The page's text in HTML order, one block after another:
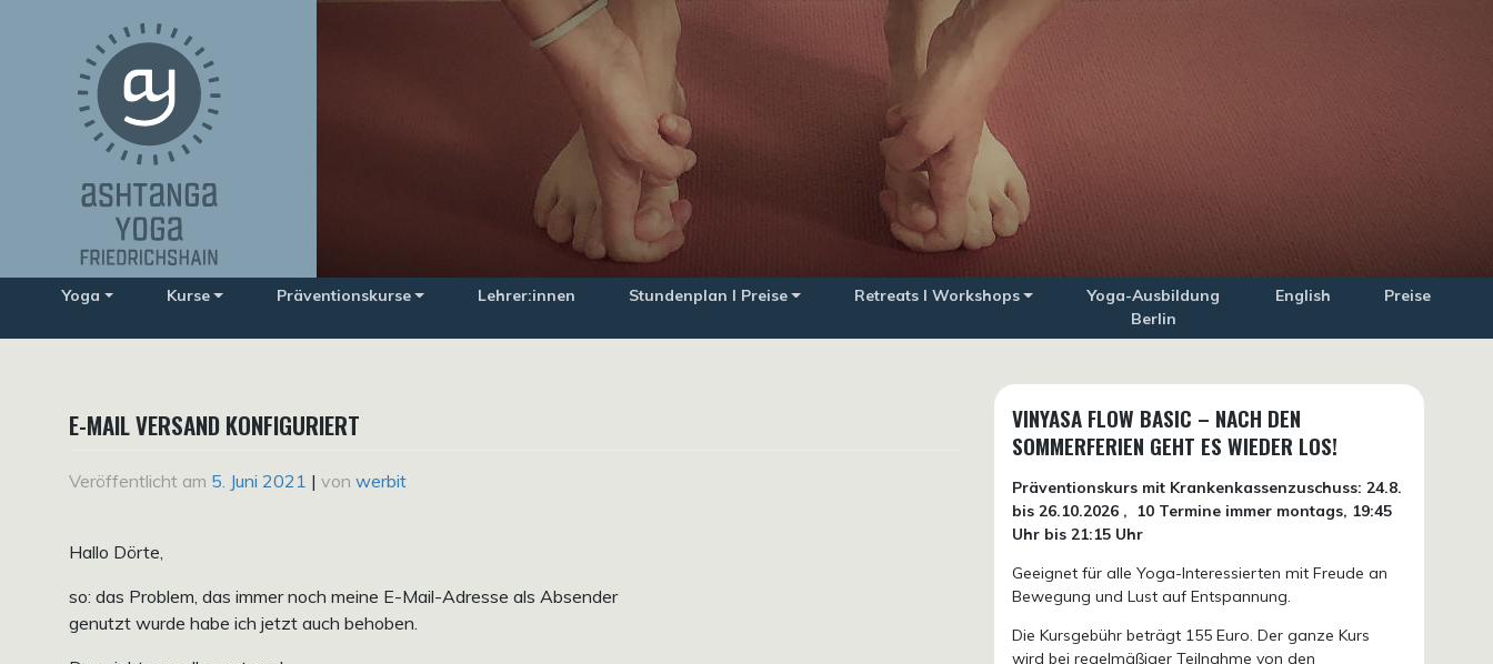
Yoga Kurse Präventionskurse Lehrer:innen Stundenplan I Preise Retreats I Workshops
Yoga-Ausbildung
Berlin
English Preise
E-MAIL VERSAND KONFIGURIERT
Veröffentlicht am 5. Juni 2021 | von werbit
Hallo Dörte,
so: das Problem, das immer noch meine E-Mail-Adresse als Absender
genutzt wurde habe ich jetzt auch behoben.
VINYASA FLOW BASIC – NACH DEN
SOMMERFERIEN GEHT ES WIEDER LOS!
Präventionskurs mit Krankenkassenzuschuss:24.8.
bis 26.10.2026 ,
10 Termine immer montags, 19:45
Uhr bis 21:15 Uhr
Geeignet für alle Yoga-Interessierten mit Freude an
Bewegung und Lust auf Entspannung.
Die Kursgebühr beträgt 155 Euro. Der ganze Kurs
wird bei regelmäßiger Teilnahme von den